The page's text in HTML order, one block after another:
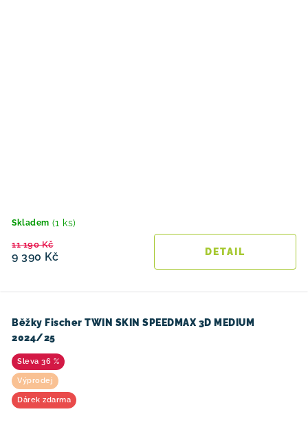
Skladem (1 ks)
9 390 Kč
11 190 Kč
Běžky Fischer TWIN SKIN SPEEDMAX 3D MEDIUM
2024/25
36 %
Výprodej
Dárek zdarma